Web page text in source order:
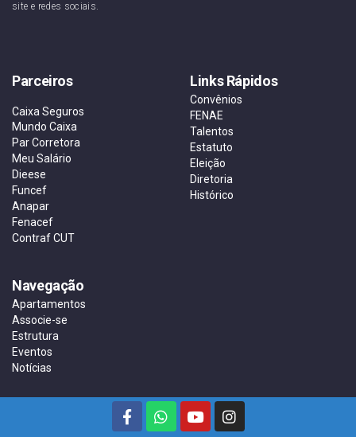
site e redes sociais.
Parceiros
Caixa Seguros
Mundo Caixa
Par Corretora
Meu Salário
Dieese
Funcef
Anapar
Fenacef
Contraf CUT
Links Rápidos
Convênios
FENAE
Talentos
Estatuto
Eleição
Diretoria
Histórico
Navegação
Apartamentos
Associe-se
Estrutura
Eventos
Notícias